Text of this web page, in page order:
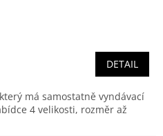
DETAIL
má samostatně vyndávací
4 velikosti, rozměr až